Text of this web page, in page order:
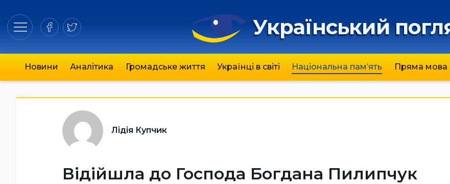
Український
Новини Аналітика Громадське життя Українці в світі Національна пам’ять Пряма мова
Лідія Купчик
Відійшла до Господа Богдана Пилипчук